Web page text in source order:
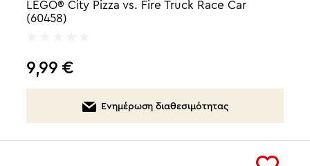
LEGO® City Pizza vs. Fire Truck Race Car
(60458)
9,99 €
Ενημέρωση διαθεσιμότητας